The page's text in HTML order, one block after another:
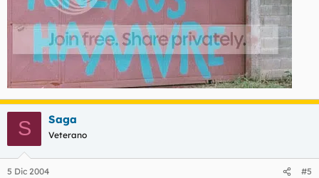
S Saga
Veterano
5 Dic 2004 #5